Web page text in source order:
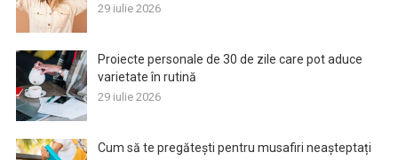
29 iulie 2026
Proiecte personale de 30 de zile care pot aduce
varietate în rutină
29 iulie 2026
Cum să te pregătești pentru musafiri neașteptați